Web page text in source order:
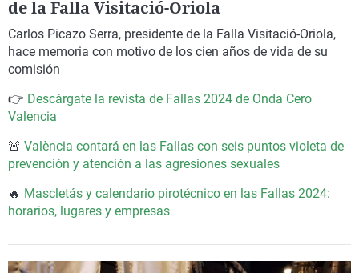
de la Falla Visitació-Oriola
Carlos Picazo Serra, presidente de la Falla Visitació-Oriola,
hace memoria con motivo de los cien años de vida de su
comisión
👉 Descárgate la revista de Fallas 2024 de Onda Cero
Valencia
🚨 València contará en las Fallas con seis puntos violeta de
prevención y atención a las agresiones sexuales
🔥 Mascletás y calendario pirotécnico en las Fallas 2024:
horarios, lugares y empresas